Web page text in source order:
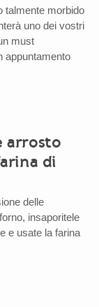
talmente morbido
uno dei vostri
must
appuntamento
arrosto
di
delle
insaporitele
e usate la farina